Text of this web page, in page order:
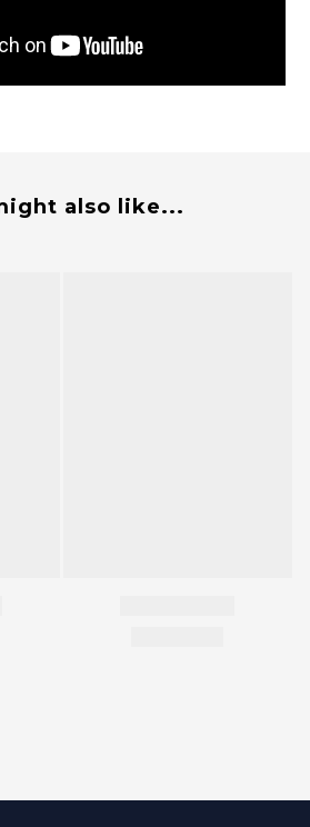
also like...